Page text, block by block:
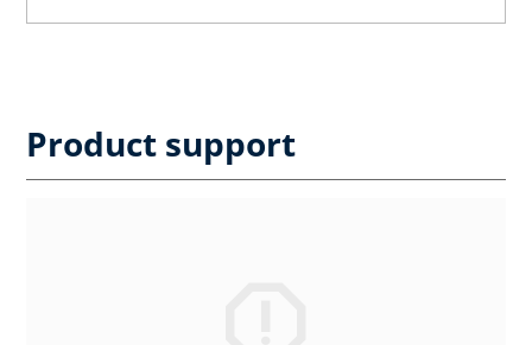
Product support